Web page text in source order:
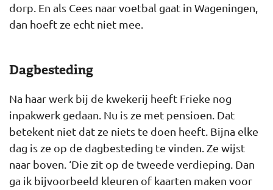
dorp. En als Cees naar voetbal gaat in Wageningen,
dan hoeft ze echt niet mee.
Dagbesteding
Na haar werk bij de kwekerij heeft Frieke nog
inpakwerk gedaan. Nu is ze met pensioen. Dat
betekent niet dat ze niets te doen heeft. Bijna elke
dag is ze op de dagbesteding te vinden. Ze wijst
naar boven. ‘Die zit op de tweede verdieping. Dan
ga ik bijvoorbeeld kleuren of kaarten maken voor